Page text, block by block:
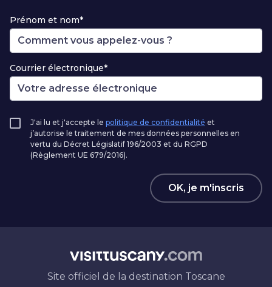
Prénom et nom*
Courrier électronique*
J'ai lu et j'accepte le politique de confidentialité et
j’autorise le traitement de mes données personnelles en
vertu du Décret Législatif 196/2003 et du RGPD
(Règlement UE 679/2016).
OK, je m'inscris
Site officiel de la destination Toscane